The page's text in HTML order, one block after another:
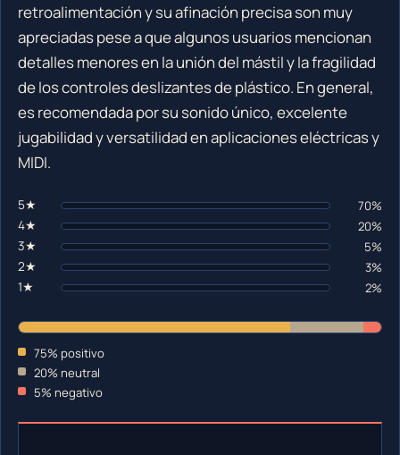
retroalimentación y su afinación precisa son muy
apreciadas pese a que algunos usuarios mencionan
detalles menores en la unión del mástil y la fragilidad
de los controles deslizantes de plástico. En general,
es recomendada por su sonido único, excelente
jugabilidad y versatilidad en aplicaciones eléctricas y
MIDI.
5★
70%
4★
20%
3★
5%
2★
3%
1★
2%
75% positivo
20% neutral
5% negativo